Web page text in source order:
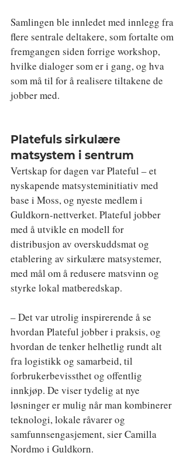
Samlingen ble innledet med innlegg fra
flere sentrale deltakere, som fortalte om
fremgangen siden forrige workshop,
hvilke dialoger som er i gang, og hva
som må til for å realisere tiltakene de
jobber med.
Platefuls sirkulære
matsystem i sentrum
Vertskap for dagen var Plateful – et
nyskapende matsysteminitiativ med
base i Moss, og nyeste medlem i
Guldkorn-nettverket. Plateful jobber
med å utvikle en modell for
distribusjon av overskuddsmat og
etablering av sirkulære matsystemer,
med mål om å redusere matsvinn og
styrke lokal matberedskap.
– Det var utrolig inspirerende å se
hvordan Plateful jobber i praksis, og
hvordan de tenker helhetlig rundt alt
fra logistikk og samarbeid, til
forbrukerbevissthet og offentlig
innkjøp. De viser tydelig at nye
løsninger er mulig når man kombinerer
teknologi, lokale råvarer og
samfunnsengasjement, sier Camilla
Nordmo i Guldkorn.